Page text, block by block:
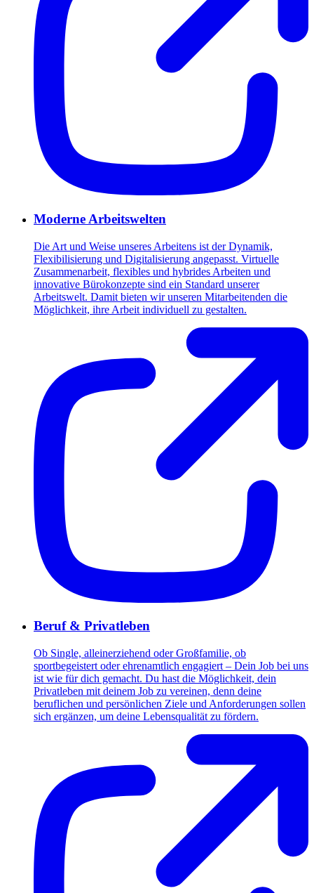
Moderne Arbeitswelten
Die Art und Weise unseres Arbeitens ist der Dynamik,
Flexibilisierung und Digitalisierung angepasst. Virtuelle
Zusammenarbeit, flexibles und hybrides Arbeiten und
innovative Bürokonzepte sind ein Standard unserer
Arbeitswelt. Damit bieten wir unseren Mitarbeitenden die
Möglichkeit, ihre Arbeit individuell zu gestalten.
Beruf & Privatleben
Ob Single, alleinerziehend oder Großfamilie, ob
sportbegeistert oder ehrenamtlich engagiert – Dein Job bei uns
ist wie für dich gemacht. Du hast die Möglichkeit, dein
Privatleben mit deinem Job zu vereinen, denn deine
beruflichen und persönlichen Ziele und Anforderungen sollen
sich ergänzen, um deine Lebensqualität zu fördern.